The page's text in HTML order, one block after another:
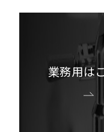
業務用は